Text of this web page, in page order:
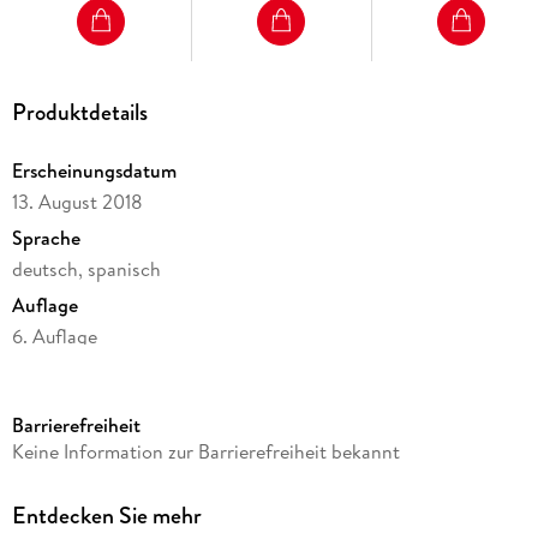
Produktdetails
Erscheinungsdatum
13. August 2018
Sprache
deutsch, spanisch
Auflage
6. Auflage
Altersempfehlung
Reihe
Barrierefreiheit
Keine Information zur Barrierefreiheit bekannt
Entdecken Sie mehr